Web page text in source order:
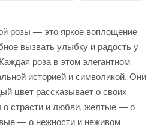
розы — это яркое воплощение
вызвать улыбку и радость у
роза в этом элегантном
историей и символикой. Они
цвет рассказывает о своих
о страсти и любви, желтые — о
— о нежности и неживом